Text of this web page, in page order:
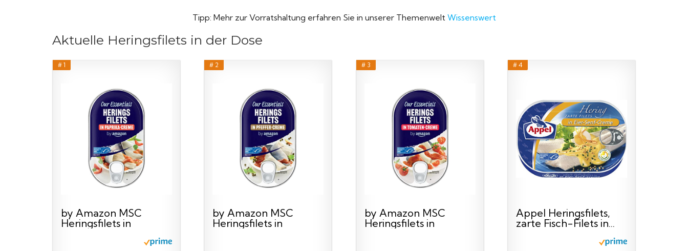
Tipp: Mehr zur Vorratshaltung erfahren Sie in unserer Themenwelt Wissenswert
Aktuelle Heringsfilets in der Dose
# 1
by Amazon MSC
Heringsfilets in
# 2
by Amazon MSC
Heringsfilets in
# 3
by Amazon MSC
Heringsfilets in
# 4
Appel Heringsfilets,
zarte Fisch-Filets in...